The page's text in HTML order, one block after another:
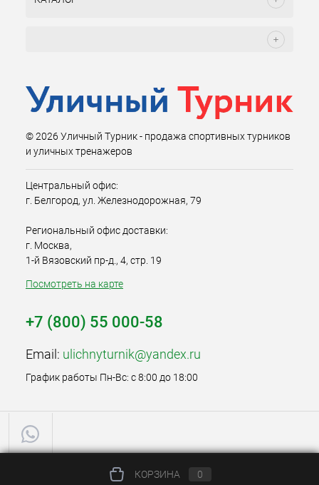
© 2026 Уличный Турник - продажа спортивных турников
и уличных тренажеров
Центральный офис:
г. Белгород, ул. Железнодорожная, 79
Региональный офис доставки:
г. Москва,
1-й Вязовский пр-д., 4, стр. 19
Посмотреть на карте
+7 (800) 55 000-58
Email: ulichnyturnik@yandex.ru
График работы Пн-Вс: с 8:00 до 18:00
КОРЗИНА 0